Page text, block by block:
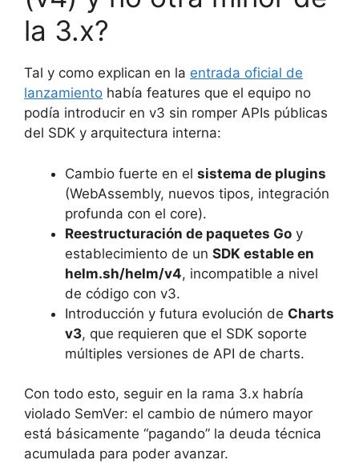
la 3.x?
Tal y como explican en la entrada oficial de
lanzamiento había features que el equipo no
podía introducir en v3 sin romper APIs públicas
del SDK y arquitectura interna:
Cambio fuerte en el sistema de plugins
(WebAssembly, nuevos tipos, integración
profunda con el core).
Reestructuración de paquetes Go y
establecimiento de un SDK estable en
helm.sh/helm/v4, incompatible a nivel
de código con v3.
Introducción y futura evolución de Charts
v3, que requieren que el SDK soporte
múltiples versiones de API de charts.
Con todo esto, seguir en la rama 3.x habría
violado SemVer: el cambio de número mayor
está básicamente “pagando” la deuda técnica
acumulada para poder avanzar.